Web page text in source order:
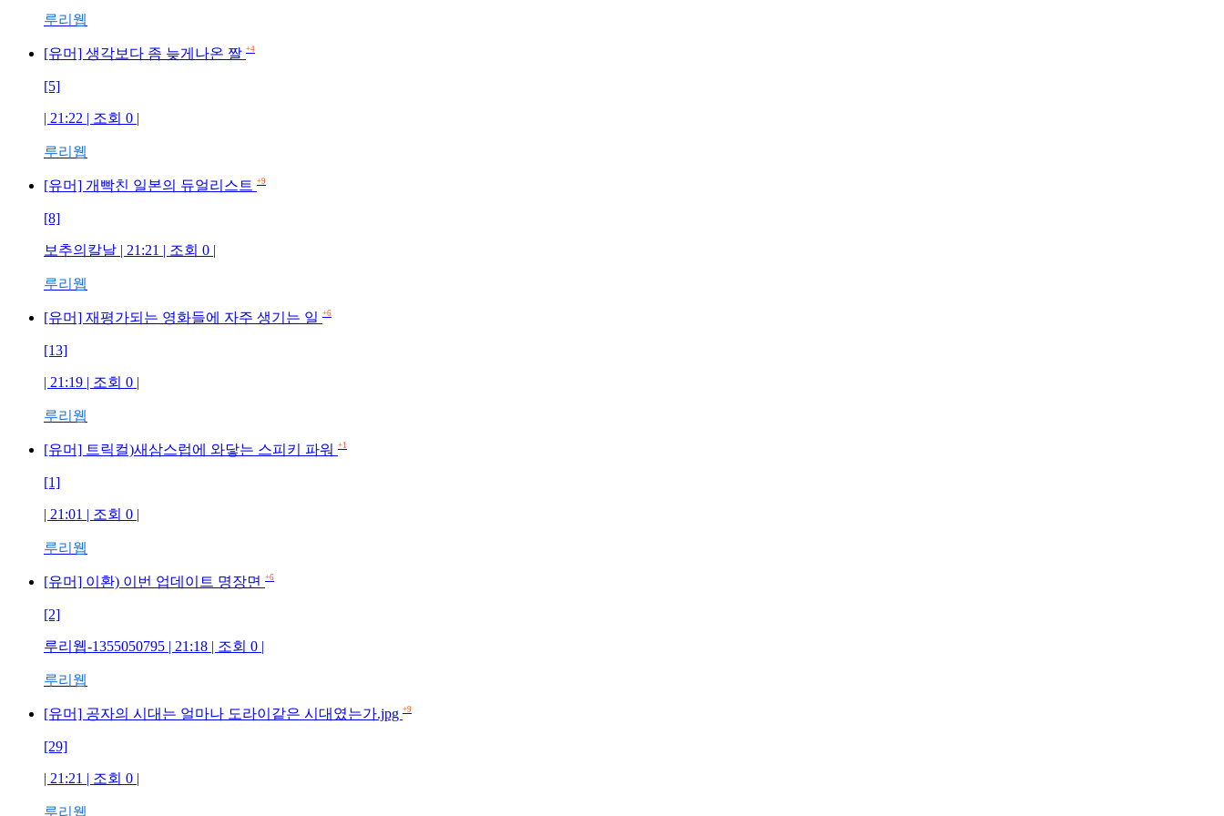
루리웹
[유머] 생각보다 좀 늦게나온 짤 +4
[5]
| 21:22 | 조회 0 |
루리웹
[유머] 개빡친 일본의 듀얼리스트 +9
[8]
보추의칼날 | 21:21 | 조회 0 |
루리웹
[유머] 재평가되는 영화들에 자주 생기는 일 +6
[13]
| 21:19 | 조회 0 |
루리웹
[유머] 트릭컬)새삼스럽에 와닿는 스피키 파워 +1
[1]
| 21:01 | 조회 0 |
루리웹
[유머] 이환) 이번 업데이트 명장면 +6
[2]
루리웹-1355050795 | 21:18 | 조회 0 |
루리웹
[유머] 공자의 시대는 얼마나 도라이같은 시대였는가.jpg +9
[29]
| 21:21 | 조회 0 |
루리웹